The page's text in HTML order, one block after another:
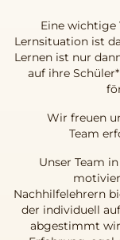
Eine wichtige
Lernsituation ist
Lernen ist nur
auf ihre
Wir freuen
Team
Unser Team
Nachhilfelehrern
der individuell
abgestimmt